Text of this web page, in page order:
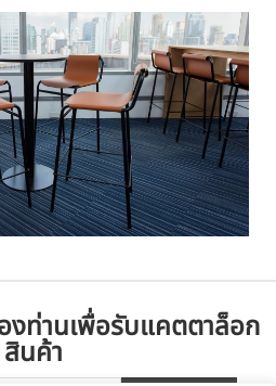
งท่านเพื่อรับแคตตาล็อก
สินค้า